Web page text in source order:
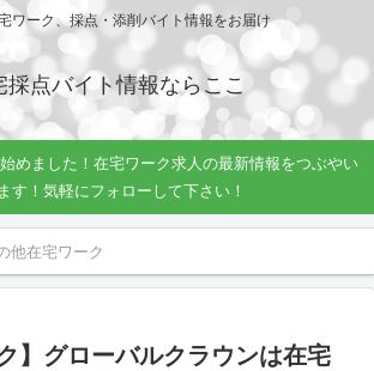
ワーク、採点・添削バイト情報をお届け
採点バイト情報ならここ
始めました！在宅ワーク求人の最新情報をつぶやい
す！気軽にフォローして下さい！
他在宅ワーク
】グローバルクラウンは在宅